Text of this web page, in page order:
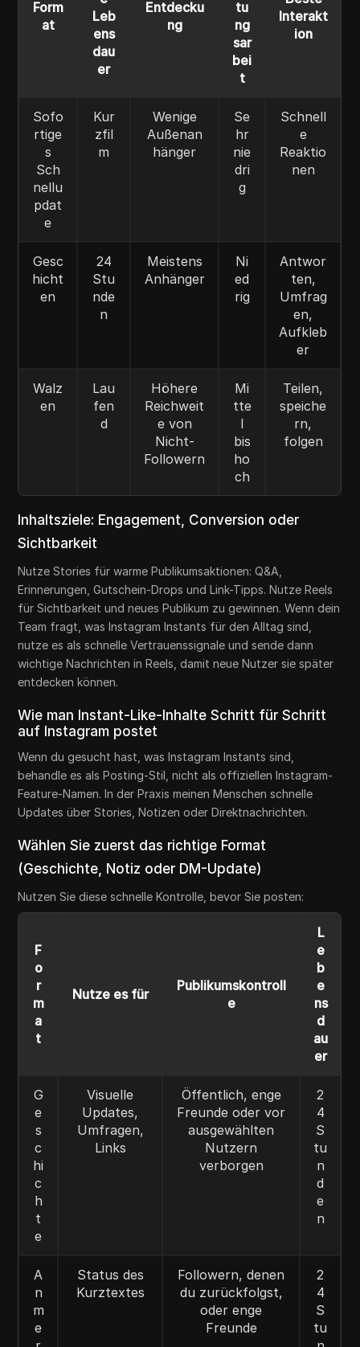
Form
at
Leb
ens
dau
er
Entdecku
ng
tu
ng
sar
bei
t
Interakt
ion
Sofo
rtige
s
Sch
nellu
pdat
e
Kur
zfil
m
Wenige
Außenan
hänger
Se
hr
nie
dri
g
Schnell
e
Reaktio
nen
Gesc
hicht
en
24
Stu
nde
n
Meistens
Anhänger
Ni
ed
rig
Antwor
ten,
Umfrag
en,
Aufkleb
er
Walz
en
Lau
fen
d
Höhere
Reichweit
e von
Nicht-
Followern
Mi
tte
l
bis
ho
ch
Teilen,
speiche
rn,
folgen
Inhaltsziele: Engagement, Conversion oder
Sichtbarkeit
Nutze Stories für warme Publikumsaktionen: Q&A,
Erinnerungen, Gutschein-Drops und Link-Tipps. Nutze Reels
für Sichtbarkeit und neues Publikum zu gewinnen. Wenn dein
Team fragt, was Instagram Instants für den Alltag sind,
nutze es als schnelle Vertrauenssignale und sende dann
wichtige Nachrichten in Reels, damit neue Nutzer sie später
entdecken können.
Wie man Instant-Like-Inhalte Schritt für Schritt
auf Instagram postet
Wenn du gesucht hast, was Instagram Instants sind,
behandle es als Posting-Stil, nicht als offiziellen Instagram-
Feature-Namen. In der Praxis meinen Menschen schnelle
Updates über Stories, Notizen oder Direktnachrichten.
Wählen Sie zuerst das richtige Format
(Geschichte, Notiz oder DM-Update)
Nutzen Sie diese schnelle Kontrolle, bevor Sie posten:
F
o
r
m
a
t
Nutze es für
Publikumskontroll
e
L
e
b
e
ns
d
au
er
G
e
s
c
hi
c
h
t
e
Visuelle
Updates,
Umfragen,
Links
Öffentlich, enge
Freunde oder vor
ausgewählten
Nutzern
verborgen
2
4
S
tu
n
d
e
n
A
n
m
e
Status des
Kurztextes
Followern, denen
du zurückfolgst,
oder enge
Freunde
2
4
S
tu